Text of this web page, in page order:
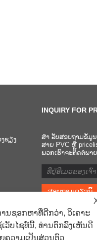
ຊຽງ
INQUIRY FOR
ສຳ ລັບສອບຖາມຂໍ້ມູ
ສາຍ PVC ຫຼື
ພວກເຮົາຈະຕິດຕໍ່ພາ
ນຊອກຫາທີ່ດີກວ່າ, ວິເຄາະ
ວັບໄຊທ໌ນີ້, ທ່ານຕົກລົງເຫັນດີ
ຄວາມເປັນສ່ວນຕົວ